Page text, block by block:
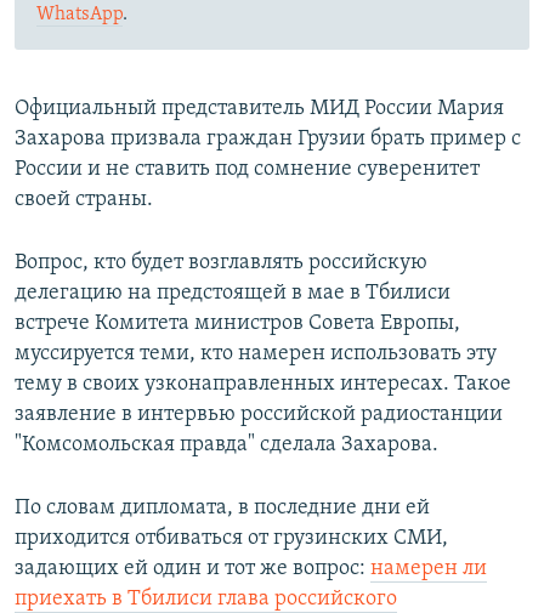
WhatsApp.
Официальный представитель МИД России Мария
Захарова призвала граждан Грузии брать пример с
России и не ставить под сомнение суверенитет
своей страны.
Вопрос, кто будет возглавлять российскую
делегацию на предстоящей в мае в Тбилиси
встрече Комитета министров Совета Европы,
муссируется теми, кто намерен использовать эту
тему в своих узконаправленных интересах. Такое
заявление в интервью российской радиостанции
"Комсомольская правда" сделала Захарова.
По словам дипломата, в последние дни ей
приходится отбиваться от грузинских СМИ,
задающих ей один и тот же вопрос: намерен ли
приехать в Тбилиси глава российского